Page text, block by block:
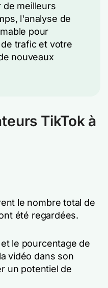
de meilleurs
l'analyse de
pour
trafic et votre
nouveaux
TikTok à
le nombre total de
été regardées.
le pourcentage de
vidéo dans son
un potentiel de